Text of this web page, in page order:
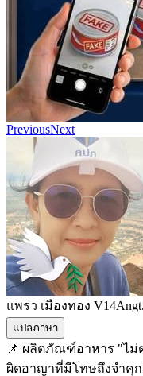
PreviousNext
แพรว เมืองทอง V14Angt.
แปลภาษา
📌 ผลิตภัณฑ์อาหาร "ไม่
ผิดอาญาที่มีโทษถึงจำคุ